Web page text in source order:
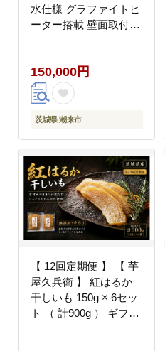
水仕様 グラファイトヒ
ーター搭載 壁面取付型
業 日本製 施工工事別途
必要 茨城県 潮来市
(A41-002)
150,000円
茨城県 潮来市
【 12回定期便 】 【 芋
屋久兵衛 】 紅はるか
干しいも 150g × 6セッ
ト （ 計900g ） ギフト